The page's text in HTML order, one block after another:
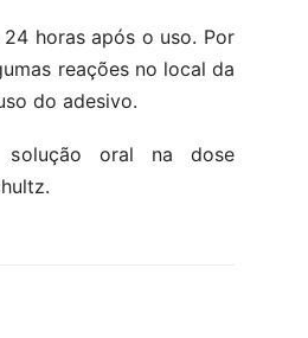
horas após o uso. Por
reações no local da
do adesivo.
oral na dose